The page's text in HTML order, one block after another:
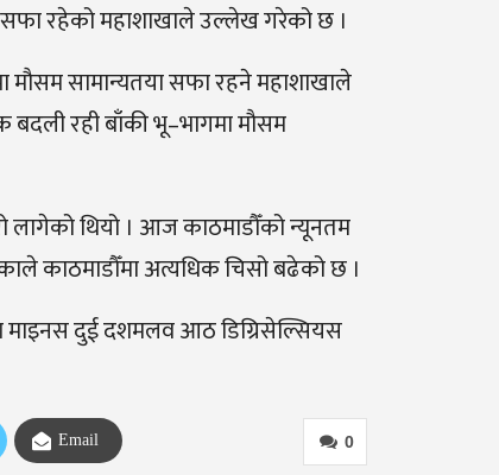
सफा रहेको महाशाखाले उल्लेख गरेको छ ।
मौसम सामान्यतया सफा रहने महाशाखाले
बदली रही बाँकी भू–भागमा मौसम
लागेको थियो । आज काठमाडौँको न्यूनतम
काठमाडौँमा अत्यधिक चिसो बढेको छ ।
माइनस दुई दशमलव आठ डिग्रिसेल्सियस
0
Email